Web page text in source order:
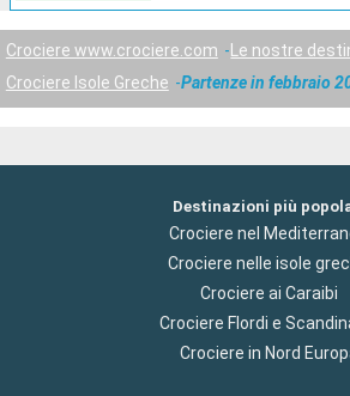
Crociere www.crociere.com
Le nostre
Crociere Isole Greche
Partenze in febbraio
Destinazioni più
Crociere nel
Crociere nelle isole
Crociere ai Caraibi
Crociere Flordi e
Crociere in Nord